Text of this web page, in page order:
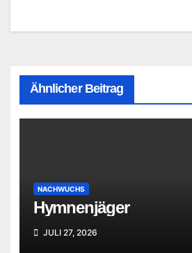
Ähnlicher Beitrag
NACHWUCHS
Hymnenjäger
JULI 27, 2026